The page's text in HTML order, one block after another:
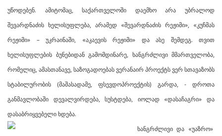
უწოდებენ. ამიტომაც, საქართველოში დაემხო არა უბრალოდ
შევარდნაძის ხელისუფლება, არამედ «შევარდნაძის რეჟიმი», «კუჩმას
რეჟიმი» – უკრაინაში, «აკაევის რეჟიმი» და ასე შემდეგ. თვით
ხელისუფლების ბუნებიდან გამომდინარე, ხანგრძლივი მმართველობა,
რომელიც, ამასთანავე, საზოგადოებას ვერანაირ პროექტს ვერ სთავაზობს
სტაბილურობის (მაშასადამე, ფსევდოპროექტის) გარდა, - დროთა
განმავლობაში დევალვირდება, სუსტდება, იოლად «დასაჩაგრი» და
დასაბრიყვებელი ხდება.
ხანგრძლივი და «უაზრო»